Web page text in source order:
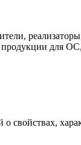
для
свойствах,